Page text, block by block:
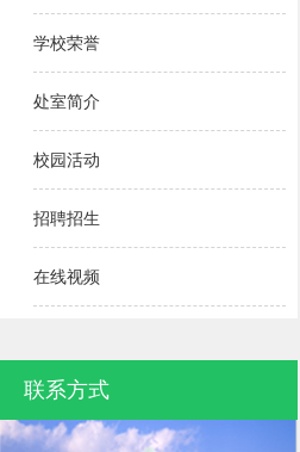
学校荣誉
处室简介
校园活动
招聘招生
在线视频
联系方式